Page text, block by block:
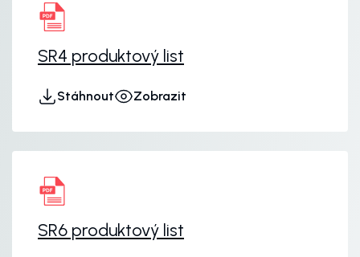
SR4 produktový list
Stáhnout Zobrazit
SR6 produktový list